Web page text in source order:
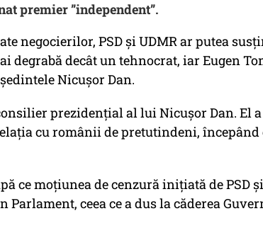
premier ”independent”.
negocierilor, PSD și UDMR ar putea
degrabă decât un tehnocrat, iar Eugen
Nicușor Dan.
prezidențial al lui Nicușor Dan. El
cu românii de pretutindeni, începând
ce moțiunea de cenzură inițiată de PSD
Parlament, ceea ce a dus la căderea